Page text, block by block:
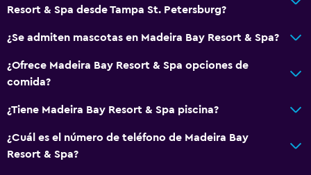
Resort & Spa desde Tampa St. Petersburg?
¿Se admiten mascotas en Madeira Bay Resort & Spa?
¿Ofrece Madeira Bay Resort & Spa opciones de
comida?
¿Tiene Madeira Bay Resort & Spa piscina?
¿Cuál es el número de teléfono de Madeira Bay
Resort & Spa?